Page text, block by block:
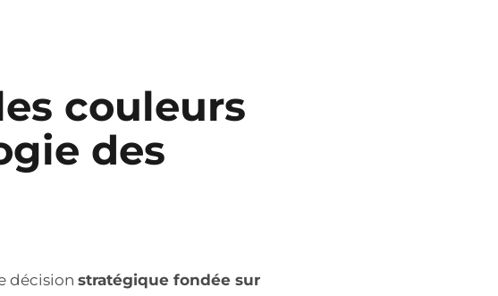
couleurs
des
décision stratégique fondée sur